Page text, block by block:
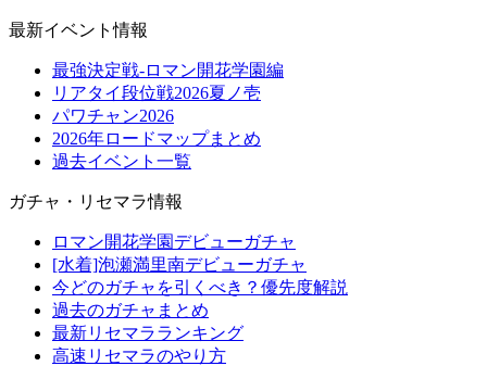
最新イベント情報
最強決定戦-ロマン開花学園編
リアタイ段位戦2026夏ノ壱
パワチャン2026
2026年ロードマップまとめ
過去イベント一覧
ガチャ・リセマラ情報
ロマン開花学園デビューガチャ
[水着]泡瀬満里南デビューガチャ
今どのガチャを引くべき？優先度解説
過去のガチャまとめ
最新リセマラランキング
高速リセマラのやり方